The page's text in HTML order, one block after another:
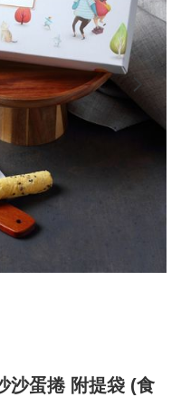
沙蛋捲 附提袋 (食